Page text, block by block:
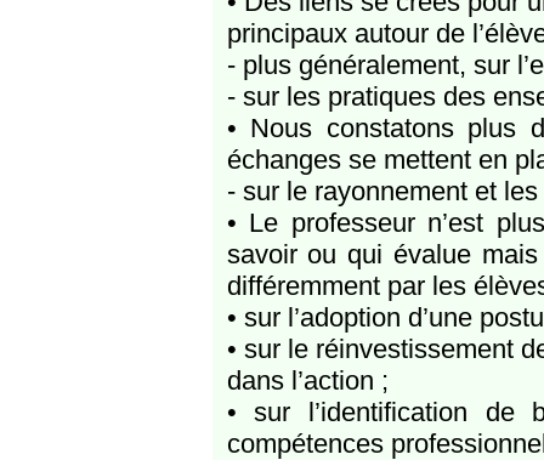
principaux autour de
- plus généralement, sur
- sur les pratiques des
• Nous constatons plus
échanges se mettent en
- sur le rayonnement et
• Le professeur n’est
savoir ou qui évalue
différemment par les
• sur l’adoption d’une
• sur le réinvestissement
dans l’action ;
• sur l’identification de
compétences